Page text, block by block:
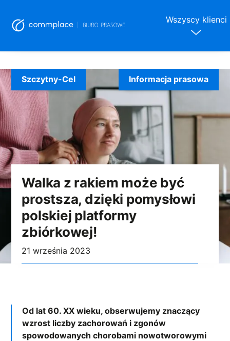
to
content
Wszyscy klienci
Walka z rakiem może być
prostsza, dzięki pomysłowi
polskiej platformy
zbiórkowej!
21 września 2023
Szczytny-Cel Informacja prasowa
Od lat 60. XX wieku, obserwujemy znaczący
wzrost liczby zachorowań i zgonów
spowodowanych chorobami nowotworowymi